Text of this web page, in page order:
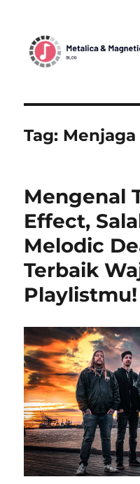
dengan
Tag:
Mengenal
Effect,
Melodic
Terbaik
Playlistmu!